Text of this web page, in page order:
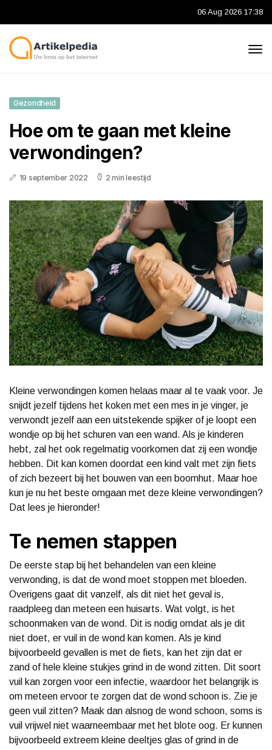
06 Aug 2026 17:38
Gezondheid
Hoe om te gaan met kleine
verwondingen?
19 september 2022 2 min leestijd
Kleine verwondingen komen helaas maar al te vaak voor. Je
snijdt jezelf tijdens het koken met een mes in je vinger, je
verwondt jezelf aan een uitstekende spijker of je loopt een
wondje op bij het schuren van een wand. Als je kinderen
hebt, zal het ook regelmatig voorkomen dat zij een wondje
hebben. Dit kan komen doordat een kind valt met zijn fiets
of zich bezeert bij het bouwen van een boomhut. Maar hoe
kun je nu het beste omgaan met deze kleine verwondingen?
Dat lees je hieronder!
Te nemen stappen
De eerste stap bij het behandelen van een kleine
verwonding, is dat de wond moet stoppen met bloeden.
Overigens gaat dit vanzelf, als dit niet het geval is,
raadpleeg dan meteen een huisarts. Wat volgt, is het
schoonmaken van de wond. Dit is nodig omdat als je dit
niet doet, er vuil in de wond kan komen. Als je kind
bijvoorbeeld gevallen is met de fiets, kan het zijn dat er
zand of hele kleine stukjes grind in de wond zitten. Dit soort
vuil kan zorgen voor een infectie, waardoor het belangrijk is
om meteen ervoor te zorgen dat de wond schoon is. Zie je
geen vuil zitten? Maak dan alsnog de wond schoon, soms is
vuil vrijwel niet waarneembaar met het blote oog. Er kunnen
bijvoorbeeld extreem kleine deeltjes glas of grind in de